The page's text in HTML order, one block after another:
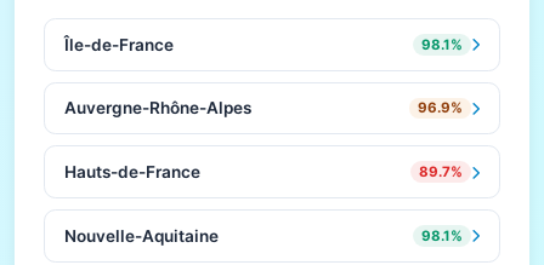
Île-de-France 98.1%
Auvergne-Rhône-Alpes 96.9%
Hauts-de-France 89.7%
Nouvelle-Aquitaine 98.1%